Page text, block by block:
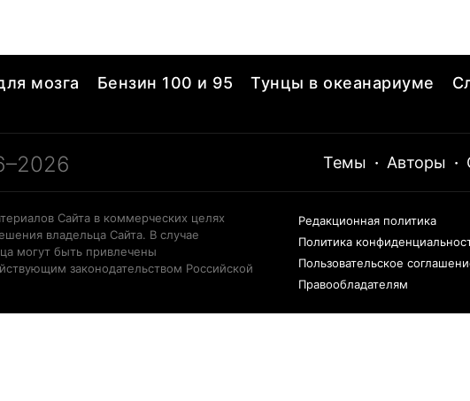
мозга Бензин 100 и 95 Тунцы в океанариуме
Темы · Авторы ·
Сайта в коммерческих целях
владельца Сайта. В случае
могут быть привлечены
законодательством Российской
Редакционная политика
Политика
Пользовательское
Правообладателям